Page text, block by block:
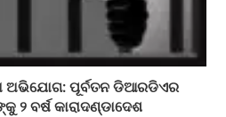
ଅଭିଯୋଗ: ପୂର୍ବତନ ଡିଆରଡିଏର
୨ ବର୍ଷ କାରାଦଣ୍ଡାଦେଶ